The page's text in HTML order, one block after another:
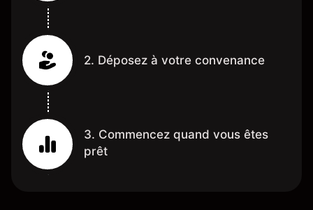
2. Déposez à votre convenance
3. Commencez quand vous êtes
prêt